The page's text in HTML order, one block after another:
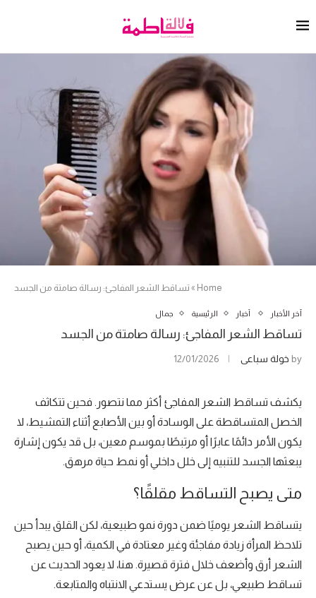
Home
»تساقط الشعر المفاجئ: رسالة صامتة من الجسد
آخر الأخبار أخبار الرئيسية جمال
تساقط الشعر المفاجئ: رسالة صامتة من الجسد
by خولة سباعي 12/01/2026
يكشف تساقط الشعر المفاجئ أكثر مما نتصور. فحين تتكاثف
الخصل المتساقطة على الوسادة أو بين الأصابع أثناء التمشيط، لا
يكون الأمر دائمًا عابرًا أو مرتبطًا بموسم معين، بل قد يكون إشارة
يبعثها الجسد للتنبيه إلى خلل داخلي أو نمط حياة مرهق.
متى يصبح التساقط مقلقًا؟
يتساقط الشعر يوميًا ضمن دورة نمو طبيعية، لكن القلق يبدأ حين
تلاحظ المرأة زيادة مفاجئة وغير معتادة في الكمية، أو حين يصبح
الشعر أرق وأضعف خلال فترة قصيرة. هنا، لا يعود الحديث عن
تساقط طبيعي، بل عن عرض يستدعي الانتباه والمتابعة.